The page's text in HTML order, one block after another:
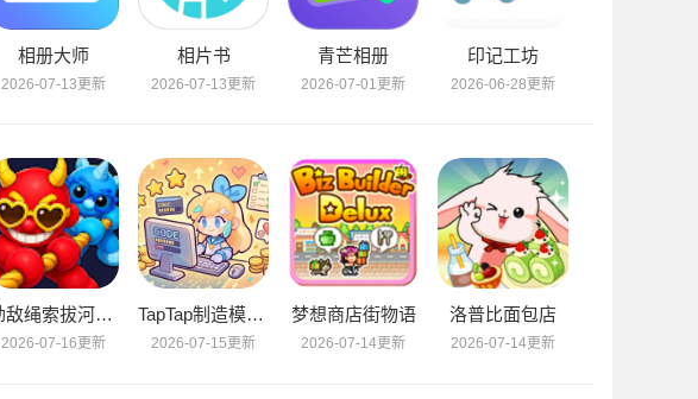
相册大师
2026-07-13更新
相片书
2026-07-13更新
青芒相册
2026-07-01更新
印记工坊
2026-06-28更新
劲敌绳索拔河对决
2026-07-16更新
TapTap制造模拟器
2026-07-15更新
梦想商店街物语
2026-07-14更新
洛普比面包店
2026-07-14更新